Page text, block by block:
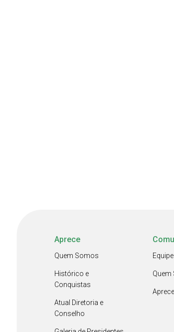
Aprece
Quem Somos
Histórico e
Conquistas
Atual Diretoria e
Conselho
Equipe
Quem